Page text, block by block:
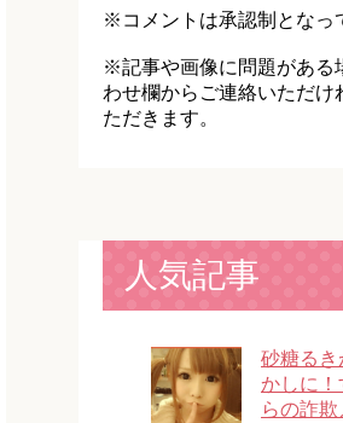
※コメントは承認制となっ
※記事や画像に問題がある
わせ欄からご連絡いただけ
ただきます。
人気記事
砂糖るき
かしに！
らの詐